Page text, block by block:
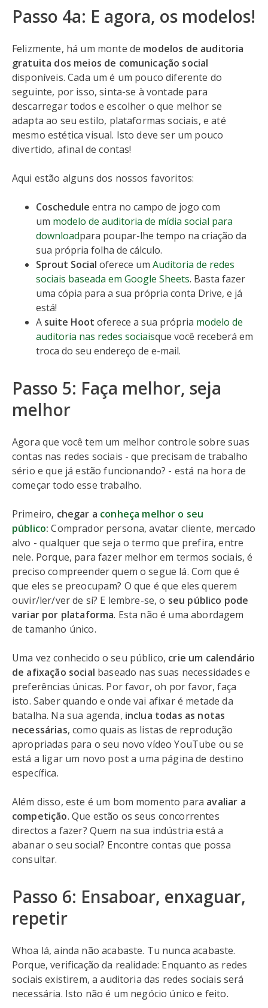
Passo 4a: E agora, os modelos!
Felizmente, há um monte de modelos de auditoria
gratuita dos meios de comunicação social
disponíveis. Cada um é um pouco diferente do
seguinte, por isso, sinta-se à vontade para
descarregar todos e escolher o que melhor se
adapta ao seu estilo, plataformas sociais, e até
mesmo estética visual. Isto deve ser um pouco
divertido, afinal de contas!
Aqui estão alguns dos nossos favoritos:
Coschedule entra no campo de jogo com
um modelo de auditoria de mídia social para
downloadpara poupar-lhe tempo na criação da
sua própria folha de cálculo.
Sprout Social oferece um Auditoria de redes
sociais baseada em Google Sheets. Basta fazer
uma cópia para a sua própria conta Drive, e já
está!
A suite Hoot oferece a sua própria modelo de
auditoria nas redes sociaisque você receberá em
troca do seu endereço de e-mail.
Passo 5: Faça melhor, seja
melhor
Agora que você tem um melhor controle sobre suas
contas nas redes sociais - que precisam de trabalho
sério e que já estão funcionando? - está na hora de
começar todo esse trabalho.
Primeiro, chegar a conheça melhor o seu
público:Comprador persona, avatar cliente, mercado
alvo - qualquer que seja o termo que prefira, entre
nele. Porque, para fazer melhor em termos sociais, é
preciso compreender quem o segue lá. Com que é
que eles se preocupam? O que é que eles querem
ouvir/ler/ver de si? E lembre-se, o seu público pode
variar por plataforma. Esta não é uma abordagem
de tamanho único.
Uma vez conhecido o seu público, crie um calendário
de afixação social baseado nas suas necessidades e
preferências únicas. Por favor, oh por favor, faça
isto. Saber quando e onde vai afixar é metade da
batalha. Na sua agenda, inclua todas as notas
necessárias, como quais as listas de reprodução
apropriadas para o seu novo vídeo YouTube ou se
está a ligar um novo post a uma página de destino
específica.
Além disso, este é um bom momento para avaliar a
competição. Que estão os seus concorrentes
directos a fazer? Quem na sua indústria está a
abanar o seu social? Encontre contas que possa
consultar.
Passo 6: Ensaboar, enxaguar,
repetir
Whoa lá, ainda não acabaste. Tu nunca acabaste.
Porque, verificação da realidade: Enquanto as redes
sociais existirem, a auditoria das redes sociais será
necessária. Isto não é um negócio único e feito.